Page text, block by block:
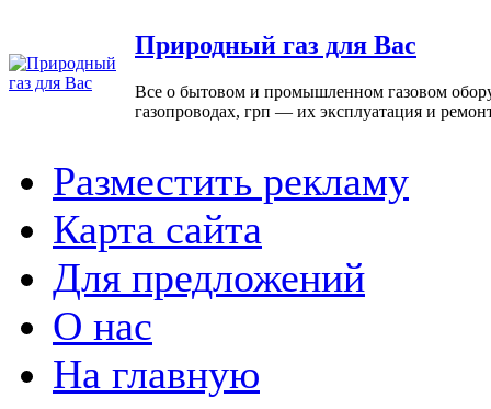
Природный газ для Вас
Все о бытовом и промышленном газовом
газопроводах, грп — их эксплуатация и
Разместить рекламу
Карта сайта
Для предложений
О нас
На главную